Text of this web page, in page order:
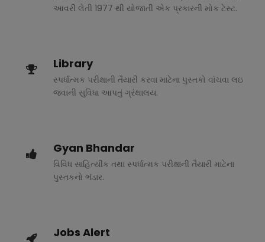
આવરી લેતી 1977 થી યોજાતી એક પ્રકારની મોક ટેસ્ટ.
Library
સ્પર્ધાત્મક પરીક્ષાની તૈયારી કરવા માટેના પુસ્તકો વાંચવા લઇ
જવાની સુવિધા આપતું ગ્રંથાલય.
Gyan Bhandar
વિવિધ સાહિત્યીક તથા સ્પર્ધાત્મક પરીક્ષાની તૈયારી માટેના
પુસ્તકનો ભંડાર.
Jobs Alert